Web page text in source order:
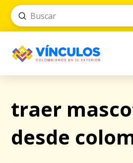
Search
Submit
traer
desde